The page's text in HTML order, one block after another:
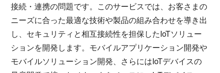
接続・連携の問題です。このサービスでは、お客さまの
ニーズに合った最適な技術や製品の組み合わせを導き出
し、セキュリティと相互接続性を担保したIoTソリュー
ションを開発します。モバイルアプリケーション開発や
モバイルソリューション開発、さらにはIoTデバイスの